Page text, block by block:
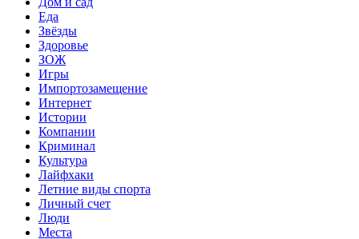
Еда
Звёзды
Здоровье
ЗОЖ
Игры
Импортозамещение
Интернет
Истории
Компании
Криминал
Культура
Лайфхаки
Летние виды спорта
Личный счет
Люди
Места